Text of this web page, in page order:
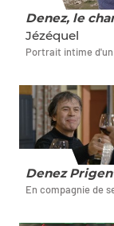
Denez, le
Jézéquel
Portrait intime
Denez
En compagnie de